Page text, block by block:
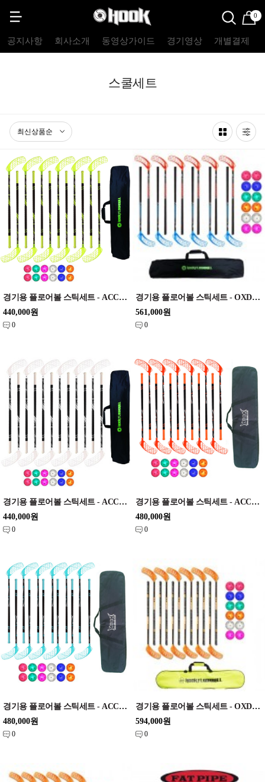
0
공지사항 회사소개 동영상가이드 경기영상 개별결제
스쿨세트
경기용 플로어볼 스틱세트 - ACCUFLI) AirTek A90 Yellow 90cm set
440,000원
0
경기용 플로어볼 스틱세트 - OXDOG) Player / Winner 33 87cm set
561,000원
0
경기용 플로어볼 스틱세트 - ACCUFLI) AirTek A90 white 90cm set
440,000원
0
경기용 플로어볼 스틱세트 - ACCUFLI) AirTek AF95 Orange 95cm set
480,000원
0
경기용 플로어볼 스틱세트 - ACCUFLI) AirTek AF95 Teal Blue 95cm set
480,000원
0
경기용 플로어볼 스틱세트 - OXDOG) Shift Orange / Green 32 96cm set
594,000원
0